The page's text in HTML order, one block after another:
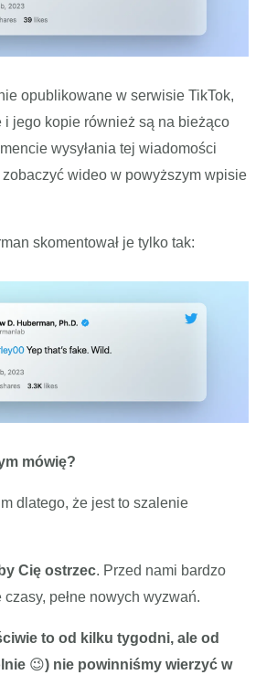
opublikowane w serwisie TikTok,
i jego kopie również są na bieżąco
wysyłania tej wiadomości
wideo w powyższym wpisie
skomentował je tylko tak:
mówię?
dlatego, że jest to szalenie
Cię ostrzec. Przed nami bardzo
pełne nowych wyzwań.
to od kilku tygodni, ale od
😉) nie powinniśmy wierzyć w